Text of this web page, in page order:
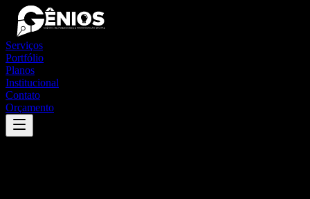
Serviços
Portfólio
Planos
Institucional
Contato
Orçamento